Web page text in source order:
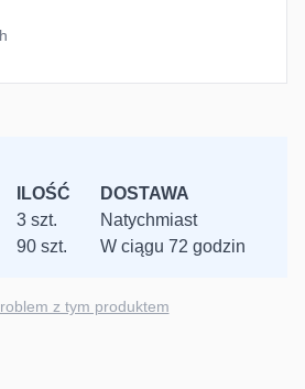
ILOŚĆ
DOSTAWA
3 szt.
Natychmiast
90 szt. W ciągu 72 godzin
z tym produktem